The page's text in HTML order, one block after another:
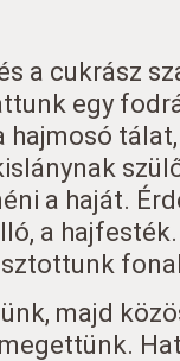
a cukrász
egy
a haját.
a
majd